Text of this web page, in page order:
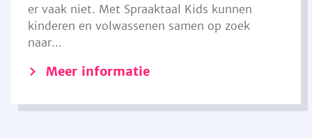
er vaak niet. Met Spraaktaal Kids kunnen
kinderen en volwassenen samen op zoek
naar...
Meer informatie